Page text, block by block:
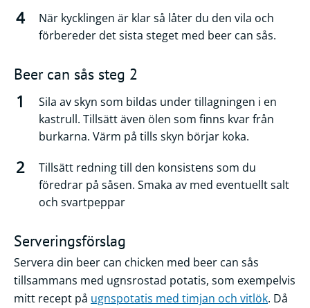
När kycklingen är klar så låter du den vila och
förbereder det sista steget med beer can sås.
Beer can sås steg 2
Sila av skyn som bildas under tillagningen i en
kastrull. Tillsätt även ölen som finns kvar från
burkarna. Värm på tills skyn börjar koka.
Tillsätt redning till den konsistens som du
föredrar på såsen. Smaka av med eventuellt salt
och svartpeppar
Serveringsförslag
Servera din beer can chicken med beer can sås
tillsammans med ugnsrostad potatis, som exempelvis
mitt recept på ugnspotatis med timjan och vitlök. Då